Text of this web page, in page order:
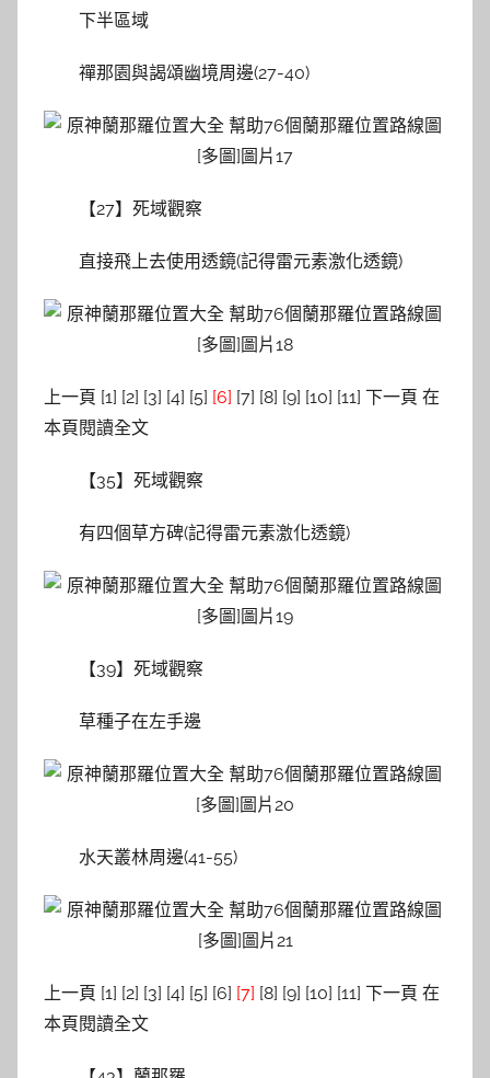
下半區域
禪那園與謁頌幽境周邊(27-40)
【27】死域觀察
直接飛上去使用透鏡(記得雷元素激化透鏡)
上一頁 [1] [2] [3] [4] [5] [6] [7] [8] [9] [10] [11] 下一頁 在
本頁閱讀全文
【35】死域觀察
有四個草方碑(記得雷元素激化透鏡)
【39】死域觀察
草種子在左手邊
水天叢林周邊(41-55)
上一頁 [1] [2] [3] [4] [5] [6] [7] [8] [9] [10] [11] 下一頁 在
本頁閱讀全文